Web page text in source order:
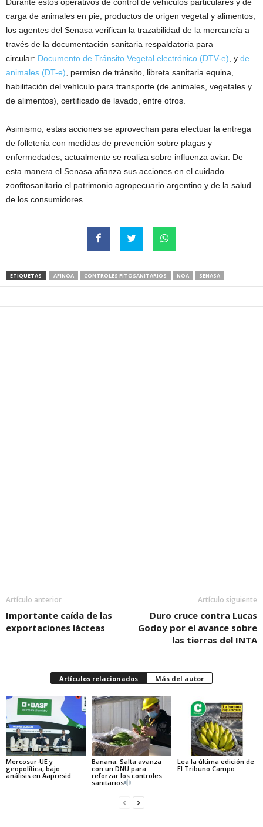
carga de animales en pie, productos de origen vegetal y alimentos,
los agentes del Senasa verifican la trazabilidad de la mercancía a
través de la documentación sanitaria respaldatoria para
circular: Documento de Tránsito Vegetal electrónico (DTV-e) , y de
animales (DT-e) , permiso de tránsito, libreta sanitaria equina,
habilitación del vehículo para transporte (de animales, vegetales y
de alimentos), certificado de lavado, entre otros.
Asimismo, estas acciones se aprovechan para efectuar la entrega
de folletería con medidas de prevención sobre plagas y
enfermedades, actualmente se realiza sobre influenza aviar. De
esta manera el Senasa afianza sus acciones en el cuidado
zoofitosanitario el patrimonio agropecuario argentino y de la salud
de los consumidores.
ETIQUETAS AFINOA CONTROLES FITOSANITARIOS NOA SENASA
Artículo anterior
Importante caída de las
exportaciones lácteas
Artículo siguiente
Duro cruce contra Lucas
Godoy por el avance sobre
las tierras del INTA
Artículos relacionados Más del autor
Mercosur-UE y
geopolítica, bajo
análisis en Aapresid
Banana: Salta avanza
con un DNU para
reforzar los controles
sanitarios
Lea la última edición de
El Tribuno Campo